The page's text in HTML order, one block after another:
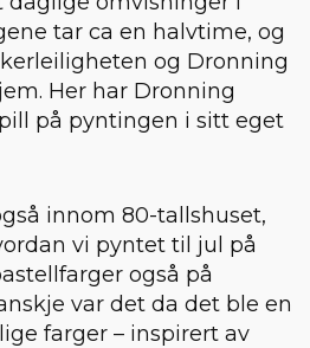
tar ca en halvtime, og
og Dronning
Her har Dronning
på pyntingen i sitt eget
innom 80-tallshuset,
vi pyntet til jul på
også på
var det da det ble en
farger – inspirert av